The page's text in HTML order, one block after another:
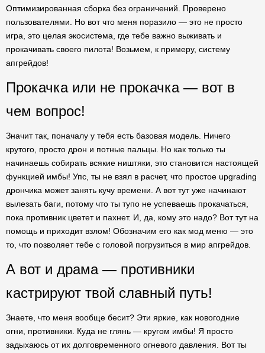
Оптимизированная сборка без ограничений. Проверено
пользователями. Но вот что меня поразило — это не просто
игра, это целая экосистема, где тебе важно выживать и
прокачивать своего пилота! Возьмем, к примеру, систему
апгрейдов!
Прокачка или не прокачка — вот в
чем вопрос!
Значит так, поначалу у тебя есть базовая модель. Ничего
крутого, просто дрон и потные пальцы. Но как только ты
начинаешь собирать всякие ништяки, это становится настоящей
функцией имбы! Упс, ты не взял в расчет, что простое upgrading
дрончика может занять кучу времени. А вот тут уже начинают
вылезать баги, потому что ты тупо не успеваешь прокачаться,
пока противник цветет и пахнет. И, да, кому это надо? Вот тут на
помощь и приходит взлом! Обозначим его как мод меню — это
то, что позволяет тебе с головой погрузиться в мир апгрейдов.
А вот и драма — противники
кастрируют твой славный путь!
Знаете, что меня вообще бесит? Эти яркие, как новогодние
огни, противники. Куда не глянь — кругом имбы! Я просто
задыхаюсь от их долговременного огневого давления. Вот ты